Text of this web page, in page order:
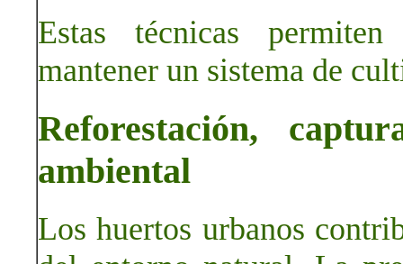
Estas técnicas
mantener un sistema de
Reforestación,
ambiental
Los huertos urbanos